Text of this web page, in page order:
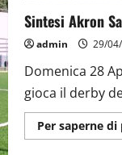
Sintesi Akron
admin 29/
Domenica 28
gioca il derby
Per saperne di